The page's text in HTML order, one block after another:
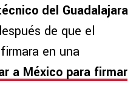
del Guadalajara
de que el
en una
a México para firmar